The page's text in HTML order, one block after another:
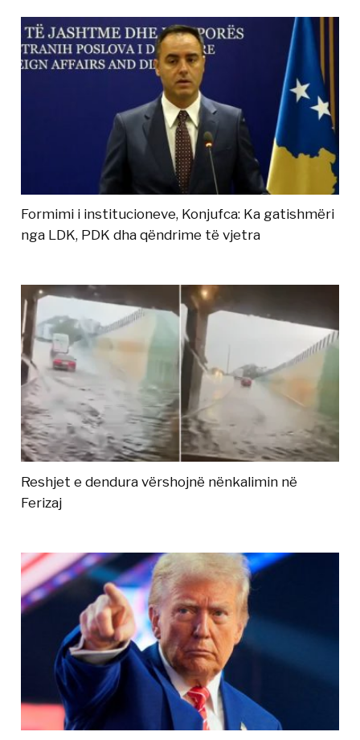
Formimi i institucioneve, Konjufca: Ka gatishmëri
nga LDK, PDK dha qëndrime të vjetra
Reshjet e dendura vërshojnë nënkalimin në
Ferizaj